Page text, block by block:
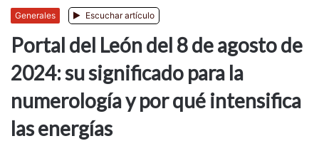
Generales Escuchar artículo
Portal del León del 8 de agosto de
2024: su significado para la
numerología y por qué intensifica
las energías